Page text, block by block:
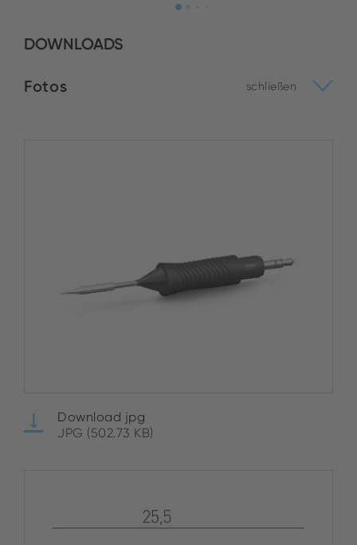
DOWNLOADS
Fotos schließen
Download jpg
JPG (502.73 KB)